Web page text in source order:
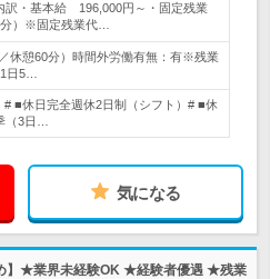
訳・基本給 196,000円～・固定残業
）※固定残業代…
休憩60分）時間外労働有無：有※残業
日5…
■休日完全週休2日制（シフト）# ■休
（3日…
気になる
】★業界未経験OK ★経験者優遇 ★残業